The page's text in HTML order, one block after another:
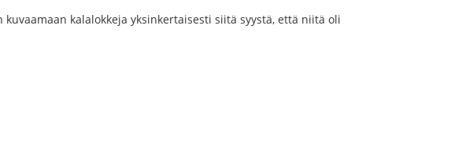
kalalokkeja yksinkertaisesti siitä syystä, että niitä oli